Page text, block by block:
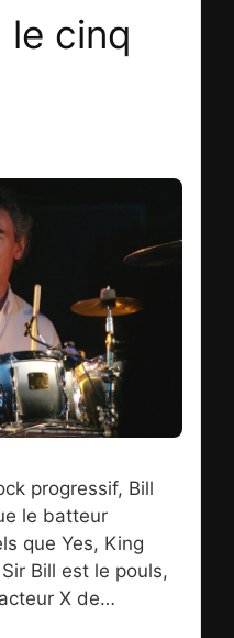
reprises du
avec lequel
les plus
assurant, en 2019
fée des deux
d’une toute
et quitte les
de feu pour
des touches
: Tina Dubrovsky
le cinq
progressif, Bill
le batteur
que Yes, King
Bill est le pouls,
X de